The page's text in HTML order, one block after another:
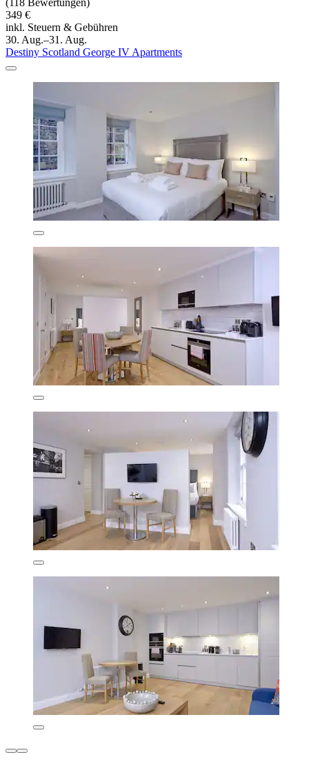
(118 Bewertungen)
349 €
inkl. Steuern & Gebühren
30. Aug.–31. Aug.
Destiny Scotland George IV Apartments